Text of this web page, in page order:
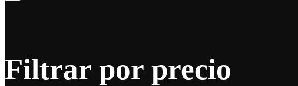
Filtrar por precio